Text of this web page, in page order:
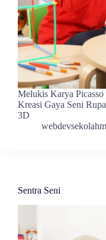
Melukis Karya
Kreasi Gaya Seni
3D
Sentra Seni